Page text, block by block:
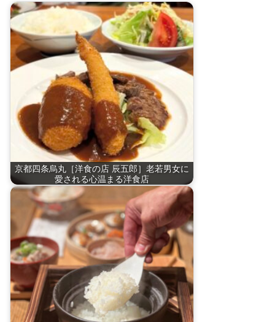
京都四条烏丸［洋食の店 辰五郎］老若男女に
愛される心温まる洋食店